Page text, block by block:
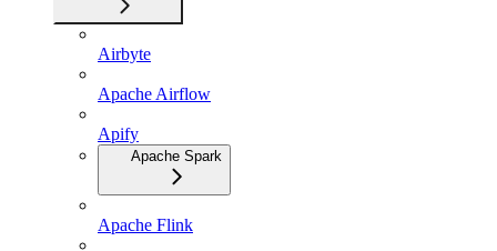
Airbyte
Apache Airflow
Apify
Apache Spark
Apache Flink